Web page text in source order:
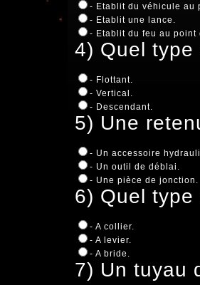
- Etablit du véhicule au
- Etablit une lance.
- Etablit du feu au point
4) Quel type
- Flottant.
- Vertical.
- Descendant.
5) Une
- Un accessoire
- Un outil de déblai.
- Une pièce de jonction.
6) Quel
- A collier.
- A levier.
- A bride.
7) Un tuyau